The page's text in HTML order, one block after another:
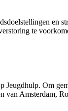
te
Om
van